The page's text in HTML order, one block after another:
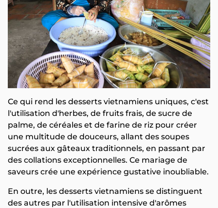
Ce qui rend les desserts vietnamiens uniques, c'est
l'utilisation d'herbes, de fruits frais, de sucre de
palme, de céréales et de farine de riz pour créer
une multitude de douceurs, allant des soupes
sucrées aux gâteaux traditionnels, en passant par
des collations exceptionnelles. Ce mariage de
saveurs crée une expérience gustative inoubliable.
En outre, les desserts vietnamiens se distinguent
des autres par l'utilisation intensive d'arômes